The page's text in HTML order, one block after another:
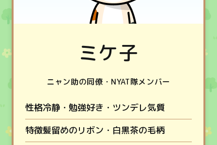
ミケ子
ニャン助の同僚・NYAT隊メンバー
性格冷静・勉強好き・ツンデレ気質
特徴髪留めのリボン・白黒茶の毛柄